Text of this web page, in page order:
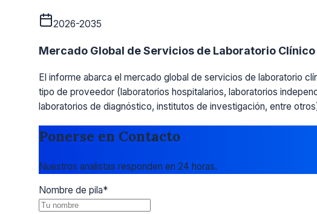
2026-2035
Mercado Global de Servicios de Laboratorio Clínico
El informe abarca el mercado global de servicios de laboratorio
tipo de proveedor (laboratorios hospitalarios, laboratorios
laboratorios de diagnóstico, institutos de investigación, entre
Ponerse en Contacto
Nuestros analistas responden en 24 horas.
Nombre de pila*